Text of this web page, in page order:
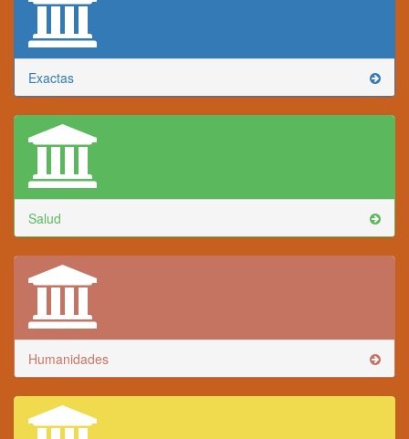
Exactas
Salud
Humanidades